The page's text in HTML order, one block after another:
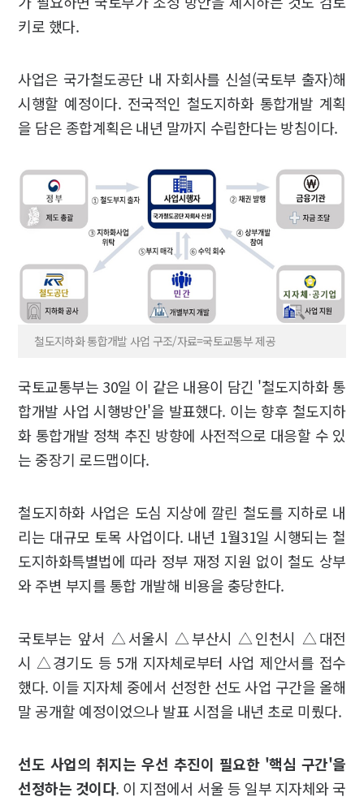
키로 했다.
사업은 국가철도공단 내 자회사를 신설(국토부 출자)해
시행할 예정이다. 전국적인 철도지하화 통합개발 계획
을 담은 종합계획은 내년 말까지 수립한다는 방침이다.
철도지하화 통합개발 사업 구조/자료=국토교통부 제공
국토교통부는 30일 이 같은 내용이 담긴 '철도지하화 통
합개발 사업 시행방안'을 발표했다. 이는 향후 철도지하
화 통합개발 정책 추진 방향에 사전적으로 대응할 수 있
는 중장기 로드맵이다.
철도지하화 사업은 도심 지상에 깔린 철도를 지하로 내
리는 대규모 토목 사업이다. 내년 1월31일 시행되는 철
도지하화특별법에 따라 정부 재정 지원 없이 철도 상부
와 주변 부지를 통합 개발해 비용을 충당한다.
국토부는 앞서 △서울시 △부산시 △인천시 △대전
시 △경기도 등 5개 지자체로부터 사업 제안서를 접수
했다. 이들 지자체 중에서 선정한 선도 사업 구간을 올해
말 공개할 예정이었으나 발표 시점을 내년 초로 미뤘다.
선도 사업의 취지는 우선 추진이 필요한 '핵심 구간'을
선정하는 것이다. 이 지점에서 서울 등 일부 지자체와 국